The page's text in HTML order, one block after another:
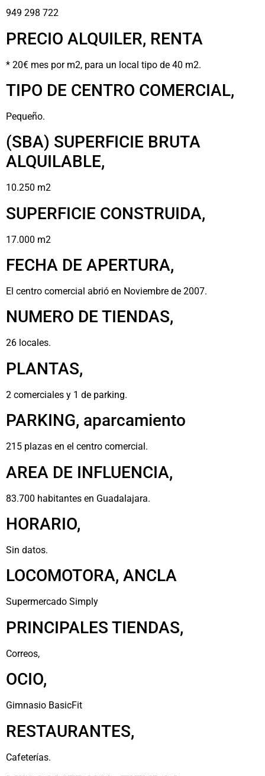
949 298 722
PRECIO ALQUILER, RENTA
* 20€ mes por m2, para un local tipo de 40 m2.
TIPO DE CENTRO COMERCIAL,
Pequeño.
(SBA) SUPERFICIE BRUTA
ALQUILABLE,
10.250 m2
SUPERFICIE CONSTRUIDA,
17.000 m2
FECHA DE APERTURA,
El centro comercial abrió en Noviembre de 2007.
NUMERO DE TIENDAS,
26 locales.
PLANTAS,
2 comerciales y 1 de parking.
PARKING, aparcamiento
215 plazas en el centro comercial.
AREA DE INFLUENCIA,
83.700 habitantes en Guadalajara.
HORARIO,
Sin datos.
LOCOMOTORA, ANCLA
Supermercado Simply
PRINCIPALES TIENDAS,
Correos,
OCIO,
Gimnasio BasicFit
RESTAURANTES,
Cafeterías.